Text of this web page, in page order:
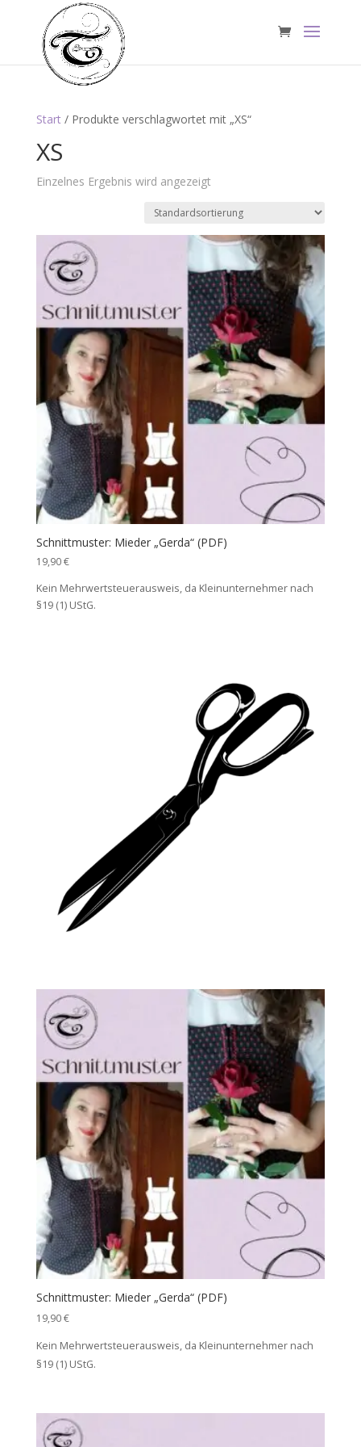
Start/ Produkte verschlagwortet mit „XS“
XS
Einzelnes Ergebnis wird angezeigt
Schnittmuster: Mieder „Gerda“ (PDF)
19,90€
Kein Mehrwertsteuerausweis, da Kleinunternehmer nach
§19 (1) UStG.
Schnittmuster: Mieder „Gerda“ (PDF)
19,90€
Kein Mehrwertsteuerausweis, da Kleinunternehmer nach
§19 (1) UStG.